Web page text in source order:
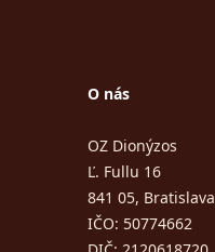
O nás
OZ Dionýzos
Ľ. Fullu 16
841 05, Bratislava
IČO: 50774662